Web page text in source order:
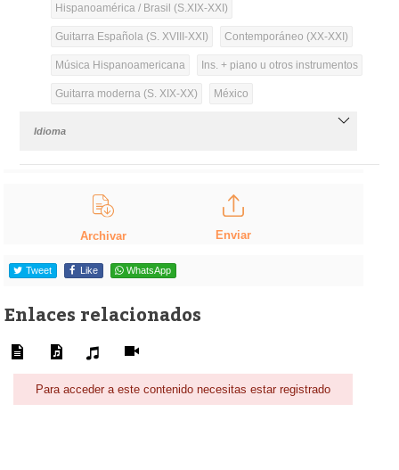
Hispanoamérica / Brasil (S.XIX-XXI)
Guitarra Española (S. XVIII-XXI) Contemporáneo (XX-XXI)
Música Hispanoamericana Ins. + piano u otros instrumentos
Guitarra moderna (S. XIX-XX) México
Idioma
Archivar Enviar
Tweet Like WhatsApp
Enlaces relacionados
Para acceder a este contenido necesitas estar registrado